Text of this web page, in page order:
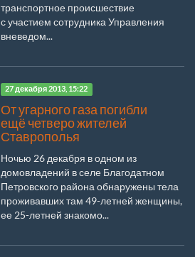
транспортное происшествие
с участием сотрудника Управления
вневедом...
27 декабря 2013, 15:22
От угарного газа погибли
ещё четверо жителей
Ставрополья
Ночью 26 декабря в одном из
домовладений в селе Благодатном
Петровского района обнаружены тела
проживавших там 49-летней женщины,
ее 25-летней знакомо...